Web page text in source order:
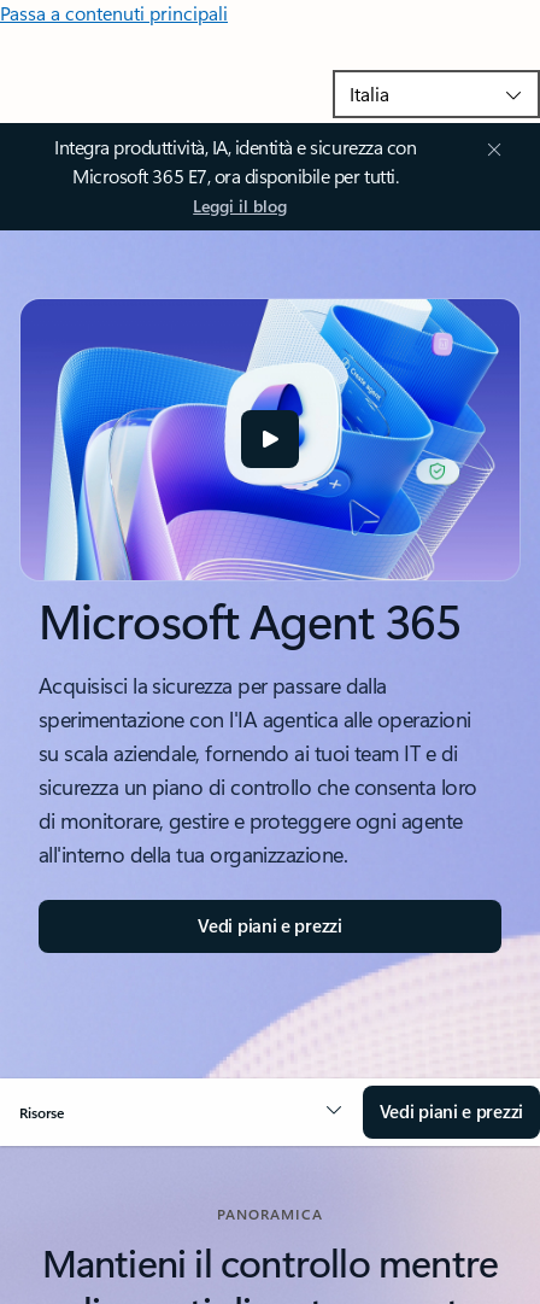
Passa a contenuti principali
Integra produttività, IA, identità e sicurezza con
Microsoft 365 E7, ora disponibile per tutti.
Leggi il blog
Microsoft Agent 365
Acquisisci la sicurezza per passare dalla
sperimentazione con l'IA agentica alle operazioni
su scala aziendale, fornendo ai tuoi team IT e di
sicurezza un piano di controllo che consenta loro
di monitorare, gestire e proteggere ogni agente
all'interno della tua organizzazione.
Vedi piani e prezzi
Risorse Vedi piani e prezzi
PANORAMICA
Mantieni il controllo mentre